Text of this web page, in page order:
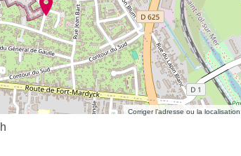
Corriger l’adresse ou la localisation